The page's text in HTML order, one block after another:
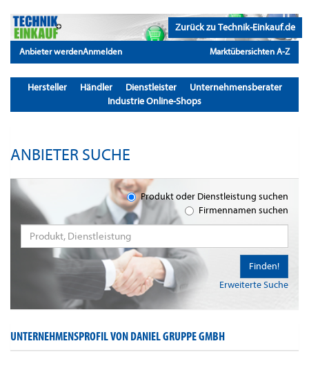
Zurück zu Technik-Einkauf.de
Anbieter werdenAnmelden Marktübersichten A-Z
Hersteller Händler Dienstleister
Unternehmensberater
Industrie Online-Shops
ANBIETER SUCHE
Produkt oder Dienstleistung suchen
Firmennamen suchen
Erweiterte Suche
Finden!
UNTERNEHMENSPROFIL VON DANIEL GRUPPE GMBH